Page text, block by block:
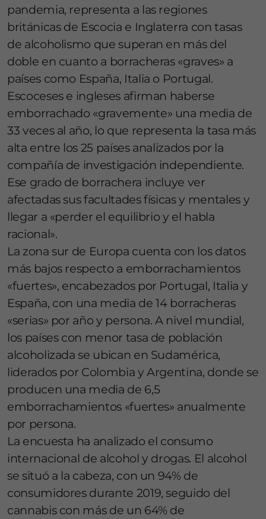
pandemia, representa a las regiones
británicas de Escocia e Inglaterra con tasas
de alcoholismo que superan en más del
doble en cuanto a borracheras «graves» a
países como España, Italia o Portugal.
Escoceses e ingleses afirman haberse
emborrachado «gravemente» una media de
33 veces al año, lo que representa la tasa más
alta entre los 25 países analizados por la
compañía de investigación independiente.
Ese grado de borrachera incluye ver
afectadas sus facultades físicas y mentales y
llegar a «perder el equilibrio y el habla
racional».
La zona sur de Europa cuenta con los datos
más bajos respecto a emborrachamientos
«fuertes», encabezados por Portugal, Italia y
España, con una media de 14 borracheras
«serias» por año y persona. A nivel mundial,
los países con menor tasa de población
alcoholizada se ubican en Sudamérica,
liderados por Colombia y Argentina, donde se
producen una media de 6,5
emborrachamientos «fuertes» anualmente
por persona.
La encuesta ha analizado el consumo
internacional de alcohol y drogas. El alcohol
se situó a la cabeza, con un 94% de
consumidores durante 2019, seguido del
cannabis con más de un 64% de